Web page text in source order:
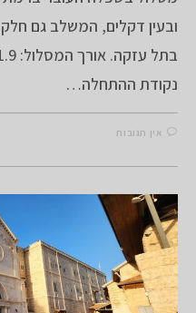
ובעין דקלים, המשלב גם
נקודת ההתחלה…
אין תגובות